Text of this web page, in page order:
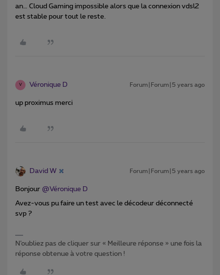
an… Cloud Gaming impossible alors que la connexion vdsl2
est stable pour tout le reste.
V Véronique D Forum|Forum|5 years ago
up proximus merci
David W Forum|Forum|5 years ago
Bonjour @Véronique D
Avez-vous pu faire un test avec le décodeur déconnecté
svp ?
N’oubliez pas de cliquer sur « Meilleure réponse » une fois la
réponse obtenue à votre question !